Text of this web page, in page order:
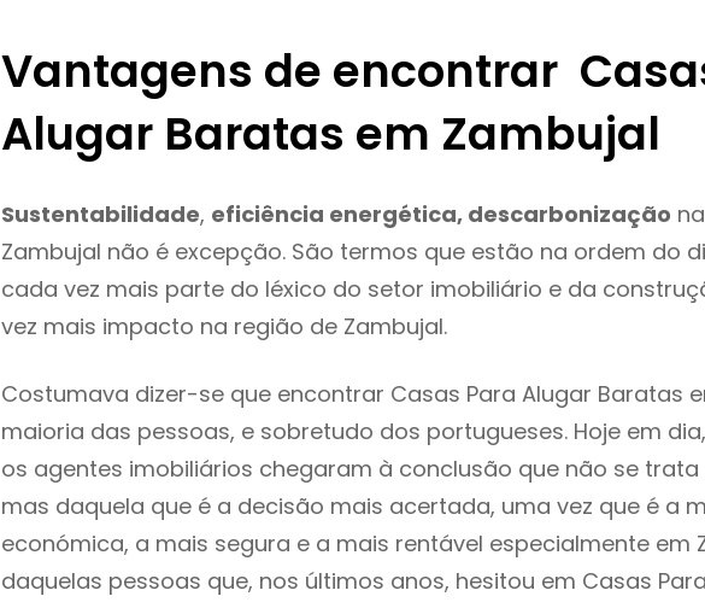
Vantagens de encontrar
Alugar Baratas em Zambujal
Sustentabilidade, eficiência energética, descarbonização
Zambujal não é excepção. São termos que estão na ordem do
cada vez mais parte do léxico do setor imobiliário e da
vez mais impacto na região de Zambujal.
Costumava dizer-se que encontrar Casas Para Alugar Baratas
maioria das pessoas, e sobretudo dos portugueses. Hoje em
os agentes imobiliários chegaram à conclusão que não se
mas daquela que é a decisão mais acertada, uma vez que é a
económica, a mais segura e a mais rentável especialmente em
daquelas pessoas que, nos últimos anos, hesitou em Casas